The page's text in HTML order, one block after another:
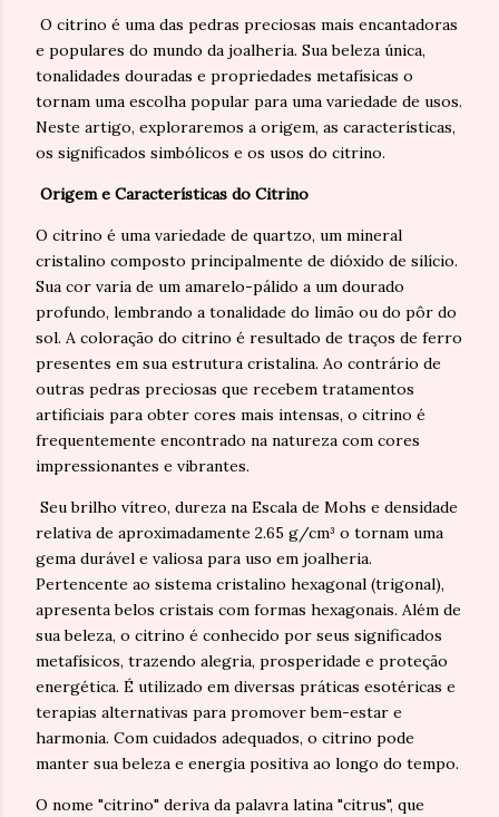
O citrino é uma das pedras preciosas mais encantadoras
e populares do mundo da joalheria. Sua beleza única,
tonalidades douradas e propriedades metafísicas o
tornam uma escolha popular para uma variedade de usos.
Neste artigo, exploraremos a origem, as características,
os significados simbólicos e os usos do citrino.
Origem e Características do Citrino
O citrino é uma variedade de quartzo, um mineral
cristalino composto principalmente de dióxido de silício.
Sua cor varia de um amarelo-pálido a um dourado
profundo, lembrando a tonalidade do limão ou do pôr do
sol. A coloração do citrino é resultado de traços de ferro
presentes em sua estrutura cristalina. Ao contrário de
outras pedras preciosas que recebem tratamentos
artificiais para obter cores mais intensas, o citrino é
frequentemente encontrado na natureza com cores
impressionantes e vibrantes.
Seu brilho vítreo, dureza na Escala de Mohs e densidade
relativa de aproximadamente 2.65 g/cm³ o tornam uma
gema durável e valiosa para uso em joalheria.
Pertencente ao sistema cristalino hexagonal (trigonal),
apresenta belos cristais com formas hexagonais. Além de
sua beleza, o citrino é conhecido por seus significados
metafísicos, trazendo alegria, prosperidade e proteção
energética. É utilizado em diversas práticas esotéricas e
terapias alternativas para promover bem-estar e
harmonia. Com cuidados adequados, o citrino pode
manter sua beleza e energia positiva ao longo do tempo.
O nome "citrino" deriva da palavra latina "citrus", que